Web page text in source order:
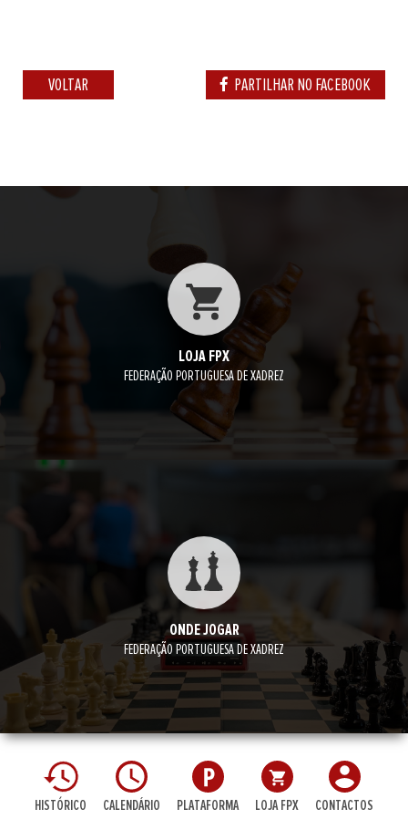
PARTILHAR NO FACEBOOK
VOLTAR
LOJA FPX
FEDERAÇÃO PORTUGUESA DE XADREZ
ONDE JOGAR
FEDERAÇÃO PORTUGUESA DE XADREZ
HISTÓRICO CALENDÁRIO PLATAFORMA LOJA FPX CONTACTOS